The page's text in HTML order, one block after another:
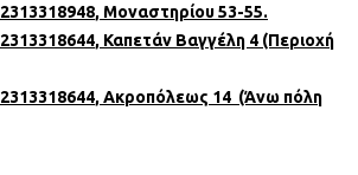
2313318948, Μοναστηρίου 53-55.
2313318644, Καπετάν Βαγγέλη 4 (Περιοχή
2313318644, Ακροπόλεως 14 (Άνω πόλη